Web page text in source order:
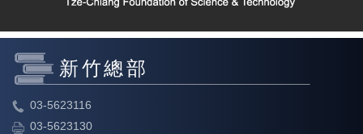
新竹總部
03-5623116
03-5623130